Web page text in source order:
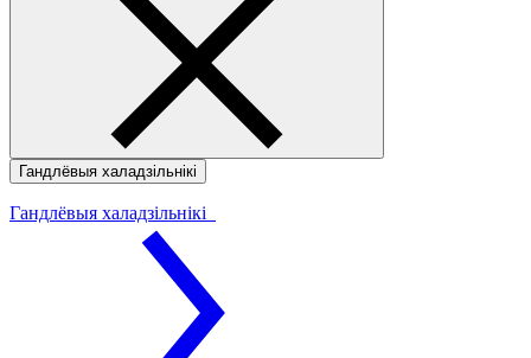
Гандлёвыя халадзільнікі
Гандлёвыя халадзільнікі